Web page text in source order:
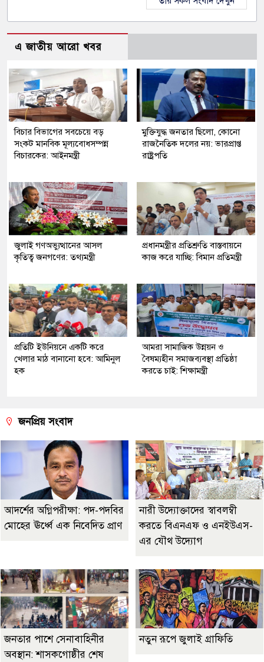
এ জাতীয় আরো খবর
বিচার বিভাগের সবচেয়ে বড়
সংকট মানবিক মূল্যবোধসম্পন্ন
বিচারকের: আইনমন্ত্রী
মুক্তিযুদ্ধ জনতার ছিলো, কোনো
রাজনৈতিক দলের নয়: ভারপ্রাপ্ত
রাষ্ট্রপতি
জুলাই গণঅভ্যুত্থানের আসল
কৃতিত্ব জনগণের: তথ্যমন্ত্রী
প্রধানমন্ত্রীর প্রতিশ্রুতি বাস্তবায়নে
কাজ করে যাচ্ছি: বিমান প্রতিমন্ত্রী
প্রতিটি ইউনিয়নে একটি করে
খেলার মাঠ বানানো হবে: আমিনুল
হক
আমরা সামাজিক উন্নয়ন ও
বৈষম্যহীন সমাজব্যবস্থা প্রতিষ্ঠা
করতে চাই: শিক্ষামন্ত্রী
জনপ্রিয় সংবাদ
আদর্শের অগ্নিপরীক্ষা: পদ-পদবির
মোহের ঊর্ধ্বে এক নিবেদিত প্রাণ
নারী উদ্যোক্তাদের স্বাবলম্বী
করতে বিএনএফ ও এনইউএস-
এর যৌথ উদ্যোগ
জনতার পাশে সেনাবাহিনীর
অবস্থান: শাসকগোষ্ঠীর শেষ
নতুন রূপে জুলাই গ্রাফিতি